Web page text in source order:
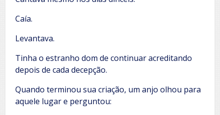
Caía.
Levantava.
Tinha o estranho dom de continuar acreditando
depois de cada decepção.
Quando terminou sua criação, um anjo olhou para
aquele lugar e perguntou: